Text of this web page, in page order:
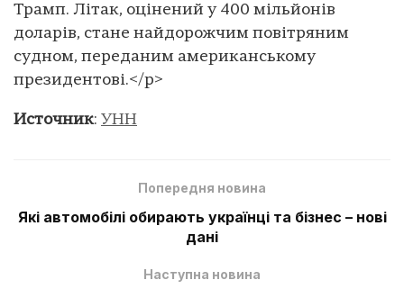
Трамп. Літак, оцінений у 400 мільйонів
доларів, стане найдорожчим повітряним
судном, переданим американському
президентові.</p>
Источник: УНН
Попередня новина
Які автомобілі обирають українці та бізнес – нові
дані
Наступна новина